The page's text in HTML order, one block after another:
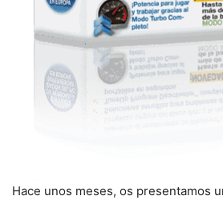
Hace unos meses, os presentamos